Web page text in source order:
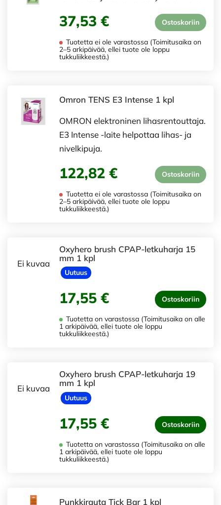
37,53 € Ostoskoriin
Tuotetta ei ole varastossa (Toimitusaika on
2–5 arkipäivää, ellei tuote ole loppu
tukkuliikkeestä.)
Omron TENS E3 Intense 1 kpl
OMRON elektroninen lihasrentouttaja.
E3 Intense -laite helpottaa lihas- ja
nivelkipuja.
122,82 € Ostoskoriin
Tuotetta ei ole varastossa (Toimitusaika on
2–5 arkipäivää, ellei tuote ole loppu
tukkuliikkeestä.)
Ei kuvaa
Oxyhero brush CPAP-letkuharja 15
mm 1 kpl
Uutuus
17,55 € Ostoskoriin
Tuotetta on varastossa (Toimitusaika on alle
1 arkipäivää, ellei tuote ole loppu
tukkuliikkeestä.)
Ei kuvaa
Oxyhero brush CPAP-letkuharja 19
mm 1 kpl
Uutuus
17,55 € Ostoskoriin
Tuotetta on varastossa (Toimitusaika on alle
1 arkipäivää, ellei tuote ole loppu
tukkuliikkeestä.)
Punkkirauta Tick Bar 1 kpl